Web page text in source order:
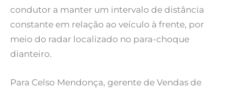
condutor a manter um intervalo de distância
constante em relação ao veículo à frente, por
meio do radar localizado no para-choque
dianteiro.
Para Celso Mendonça, gerente de Vendas de